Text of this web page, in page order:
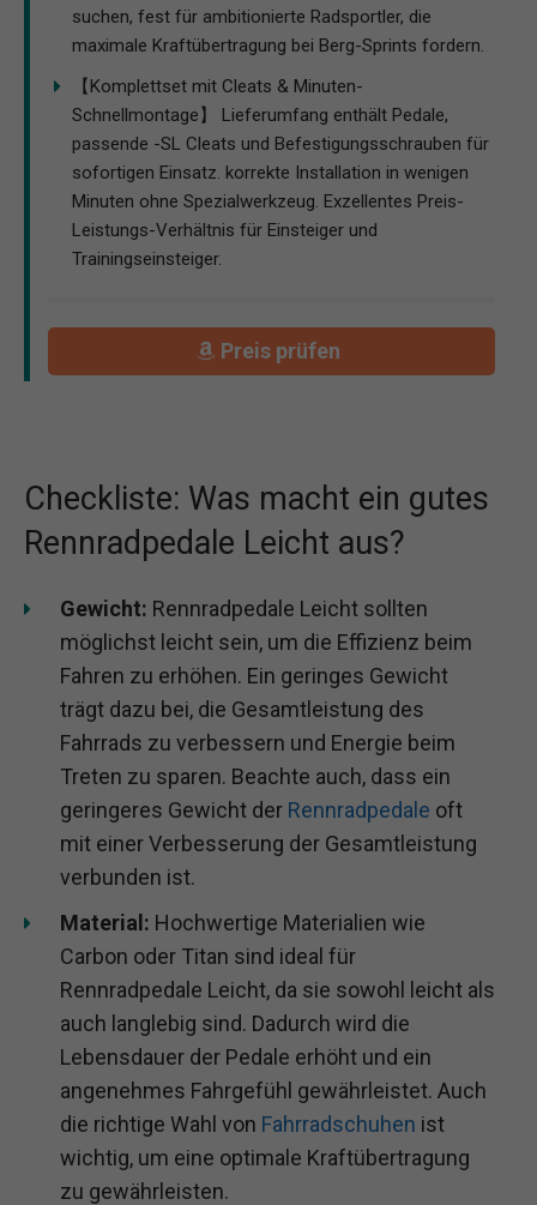
suchen, fest für ambitionierte Radsportler, die
maximale Kraftübertragung bei Berg-Sprints fordern.
【Komplettset mit Cleats & Minuten-
Schnellmontage】 Lieferumfang enthält Pedale,
passende -SL Cleats und Befestigungsschrauben für
sofortigen Einsatz. korrekte Installation in wenigen
Minuten ohne Spezialwerkzeug. Exzellentes Preis-
Leistungs-Verhältnis für Einsteiger und
Trainingseinsteiger.
Preis prüfen
Checkliste: Was macht ein gutes
Rennradpedale Leicht aus?
Gewicht: Rennradpedale Leicht sollten
möglichst leicht sein, um die Effizienz beim
Fahren zu erhöhen. Ein geringes Gewicht
trägt dazu bei, die Gesamtleistung des
Fahrrads zu verbessern und Energie beim
Treten zu sparen. Beachte auch, dass ein
geringeres Gewicht der Rennradpedale oft
mit einer Verbesserung der Gesamtleistung
verbunden ist.
Material: Hochwertige Materialien wie
Carbon oder Titan sind ideal für
Rennradpedale Leicht, da sie sowohl leicht als
auch langlebig sind. Dadurch wird die
Lebensdauer der Pedale erhöht und ein
angenehmes Fahrgefühl gewährleistet. Auch
die richtige Wahl von Fahrradschuhen ist
wichtig, um eine optimale Kraftübertragung
zu gewährleisten.